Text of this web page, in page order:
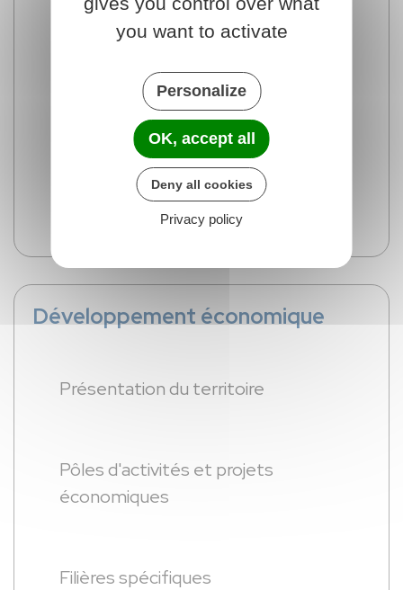
Territoire Engagé pour la Transition
Écologique
Collecte et traitement des déchets
Développement économique
Présentation du territoire
Pôles d'activités et projets
économiques
Filières spécifiques
you want to activate
Personalize
OK, accept all
Deny all cookies
Privacy policy